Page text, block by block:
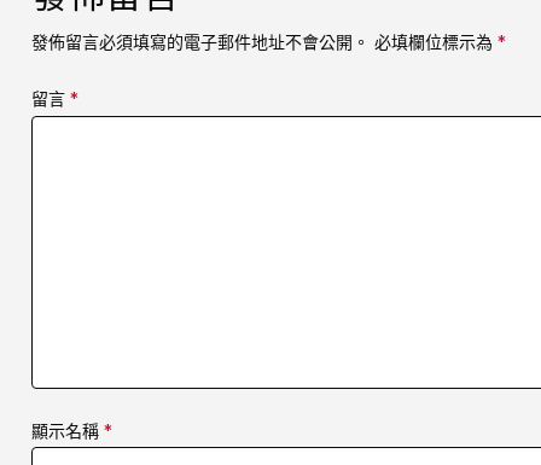
發佈留言必須填寫的電子郵件地址不會公開。 必填欄位標示為 *
留言 *
顯示名稱 *